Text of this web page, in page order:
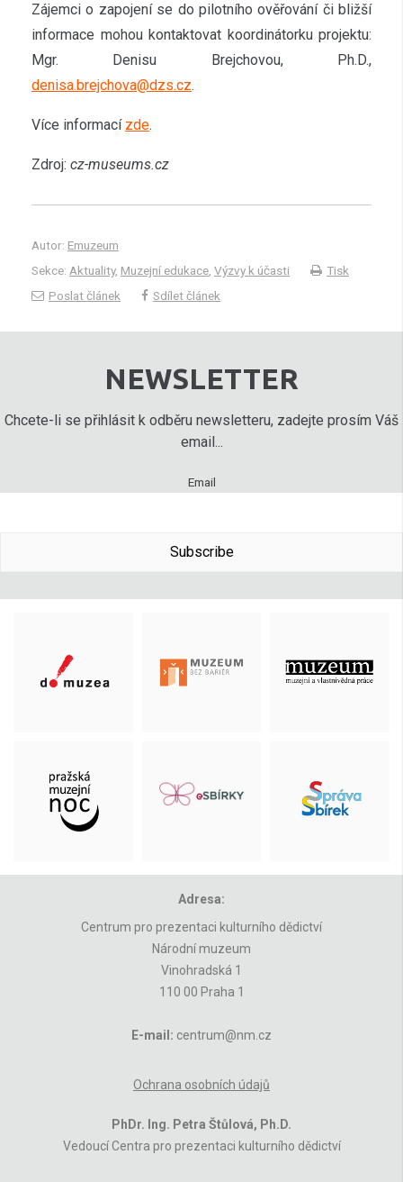
Zájemci o zapojení se do pilotního ověřování či bližší
informace mohou kontaktovat koordinátorku projektu:
Mgr. Denisu Brejchovou, Ph.D.,
denisa.brejchova@dzs.cz.
Více informací zde.
Zdroj: cz-museums.cz
Autor: Emuzeum
Sekce: Aktuality, Muzejní edukace Výzvy k účasti
Tisk
Poslat článek
Sdílet článek
NEWSLETTER
Chcete-li se přihlásit k odběru newsletteru, zadejte prosím Váš
email...
Email
Subscribe
Adresa:
Centrum pro prezentaci kulturního dědictví
Národní muzeum
Vinohradská 1
110 00 Praha 1
E-mail: centrum@nm.cz
Ochrana osobních údajů
PhDr. Ing. Petra Štůlová, Ph.D.
Vedoucí Centra pro prezentaci kulturního dědictví